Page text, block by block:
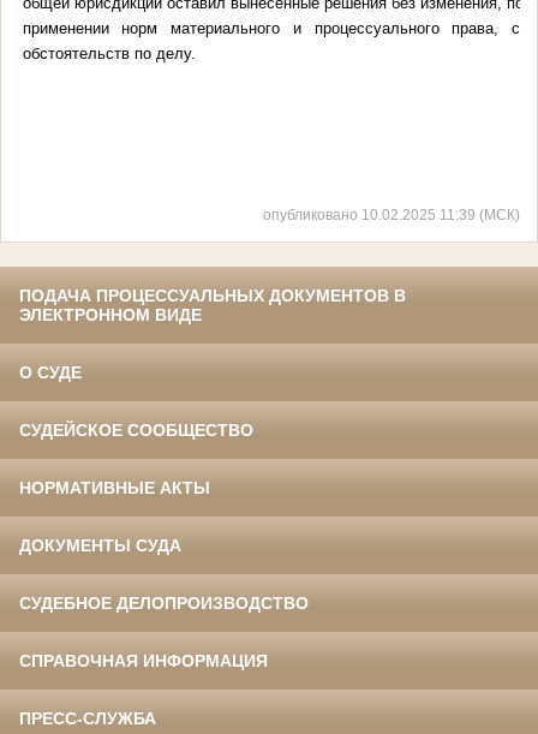
применении норм материального и процессуального права, с
обстоятельств по делу.
опубликовано 10.02.2025 11:39 (МСК)
ПОДАЧА ПРОЦЕССУАЛЬНЫХ ДОКУМЕНТОВ В
ЭЛЕКТРОННОМ ВИДЕ
О СУДЕ
СУДЕЙСКОЕ СООБЩЕСТВО
НОРМАТИВНЫЕ АКТЫ
ДОКУМЕНТЫ СУДА
СУДЕБНОЕ ДЕЛОПРОИЗВОДСТВО
СПРАВОЧНАЯ ИНФОРМАЦИЯ
ПРЕСС-СЛУЖБА